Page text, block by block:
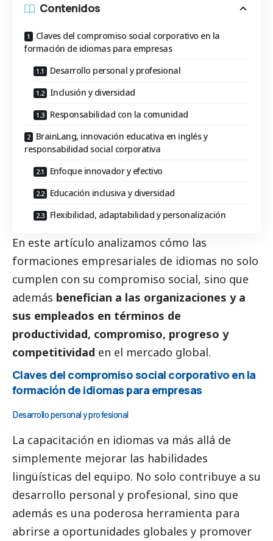
Contenidos
Claves del compromiso social corporativo en la
formación de idiomas para empresas
Desarrollo personal y profesional
Inclusión y diversidad
Responsabilidad con la comunidad
BrainLang, innovación educativa en inglés y
responsabilidad social corporativa
Enfoque innovador y efectivo
Educación inclusiva y diversidad
Flexibilidad, adaptabilidad y personalización
En este artículo analizamos cómo las
formaciones empresariales de idiomas no solo
cumplen con su compromiso social, sino que
además benefician a las organizaciones y a
sus empleados en términos de
productividad, compromiso, progreso y
competitividad en el mercado global.
Claves del compromiso social corporativo en la
formación de idiomas para empresas
Desarrollo personal y profesional
La capacitación en idiomas va más allá de
simplemente mejorar las habilidades
lingüísticas del equipo. No solo contribuye a su
desarrollo personal y profesional, sino que
además es una poderosa herramienta para
abrirse a oportunidades globales y promover